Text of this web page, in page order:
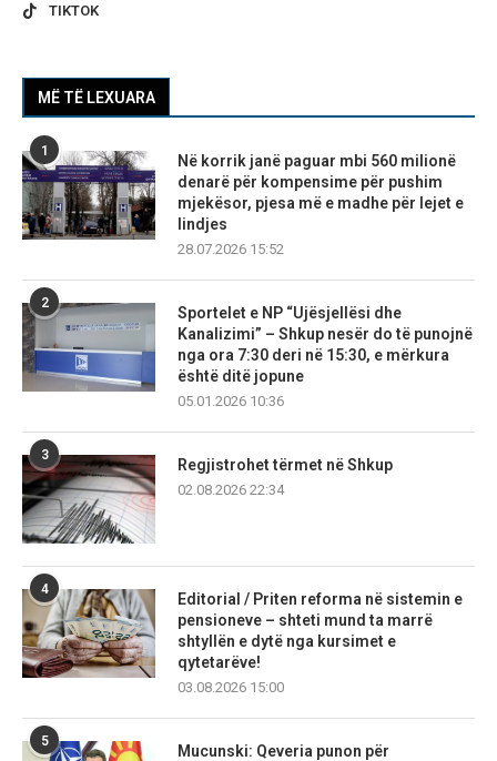
TIKTOK
MË TË LEXUARA
1
Në korrik janë paguar mbi 560 milionë
denarë për kompensime për pushim
mjekësor, pjesa më e madhe për lejet e
lindjes
28.07.2026 15:52
2
Sportelet e NP “Ujësjellësi dhe
Kanalizimi” – Shkup nesër do të punojnë
nga ora 7:30 deri në 15:30, e mërkura
është ditë jopune
05.01.2026 10:36
3
Regjistrohet tërmet në Shkup
02.08.2026 22:34
4
Editorial / Priten reforma në sistemin e
pensioneve – shteti mund ta marrë
shtyllën e dytë nga kursimet e
qytetarëve!
03.08.2026 15:00
5
Mucunski: Qeveria punon për